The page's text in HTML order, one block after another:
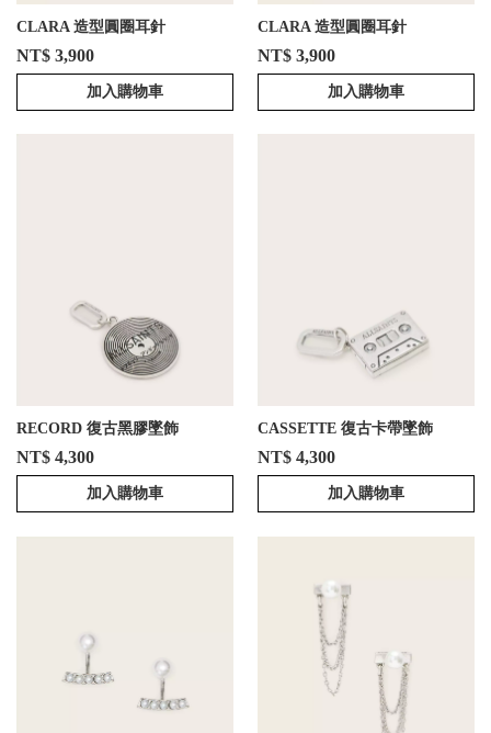
CLARA 造型圓圈耳針
NT$ 3,900
加入購物車
CLARA 造型圓圈耳針
NT$ 3,900
加入購物車
RECORD 復古黑膠墜飾
NT$ 4,300
加入購物車
CASSETTE 復古卡帶墜飾
NT$ 4,300
加入購物車